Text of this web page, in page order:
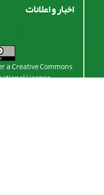
اخبار و اعلانات
aCreative Commons
License.